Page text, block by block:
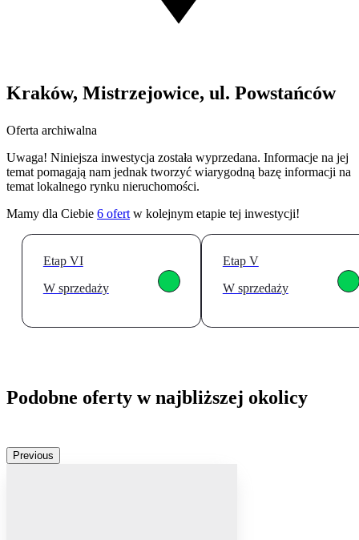
Kraków, Mistrzejowice, ul. Powstańców
Oferta archiwalna
Uwaga! Niniejsza inwestycja została wyprzedana. Informacje na jej
temat pomagają nam jednak tworzyć wiarygodną bazę informacji na
temat lokalnego rynku nieruchomości.
Mamy dla Ciebie 6 ofert w kolejnym etapie tej inwestycji!
Etap VI
W sprzedaży
Etap V
W sprzedaży
Podobne oferty w najbliższej okolicy
Previous